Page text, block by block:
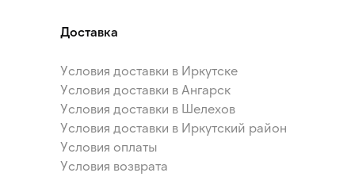
Доставка
Условия доставки в Иркутске
Условия доставки в Ангарск
Условия доставки в Шелехов
Условия доставки в Иркутский район
Условия оплаты
Условия возврата